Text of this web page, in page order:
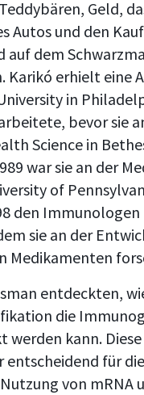
Geld,
Autos und den
auf dem
Karikó erhielt eine
in
bevor sie
Science in
war sie an der
of
den Immunologen
sie an der
Medikamenten
entdeckten,
die
werden kann. Diese
entscheidend für die
von mRNA